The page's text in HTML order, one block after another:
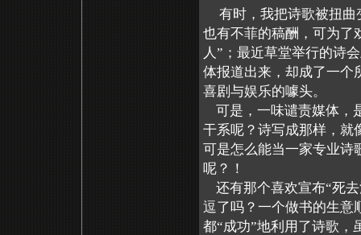
有时，我把诗歌被扭曲
也有不菲的稿酬，可为了
人”；最近草堂举行的诗
体报道出来，却成了一个
喜剧与娱乐的噱头。
可是，一味谴责媒体，
干系呢？诗写成那样，就
可是怎么能当一家专业诗
呢？！
还有那个喜欢宣布“死
逗了吗？一个做书的生
都“成功”地利用了诗歌，